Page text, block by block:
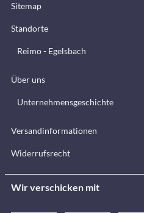
Sitemap
Standorte
Reimo - Egelsbach
Über uns
Unternehmensgeschichte
Versandinformationen
Widerrufsrecht
Wir verschicken mit